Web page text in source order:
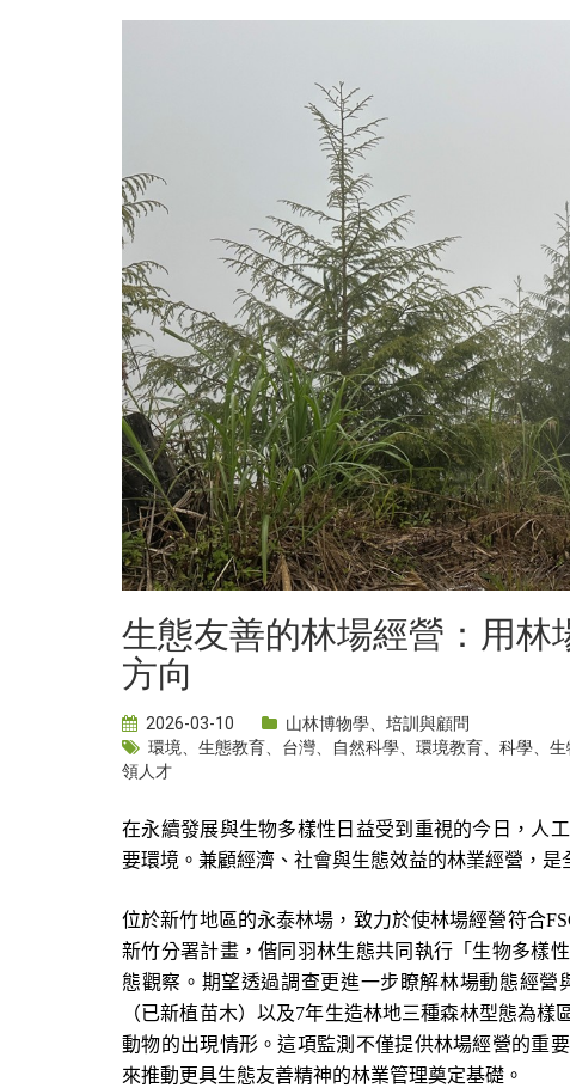
生態友善的林場經營：用林
方向
2026-03-10 山林博物學
培訓與顧問
環境
生態教育 台灣 自然科學 環境教育 科學 生
領人才
在永續發展與生物多樣性日益受到重視的今日，人
要環境。兼顧經濟、社會與生態效益的林業經營，
位於新竹地區的永泰林場，致力於使林場經營符合
新竹分署計畫，偕同羽林生態共同執行「生物多樣
態觀察。期望透過調查更進一步瞭解林場動態經
（已新植苗木）以及7年生造林地三種森林型態為
動物的出現情形。這項監測不僅提供林場經營的重
來推動更具生態友善精神的林業管理奠定基礎。